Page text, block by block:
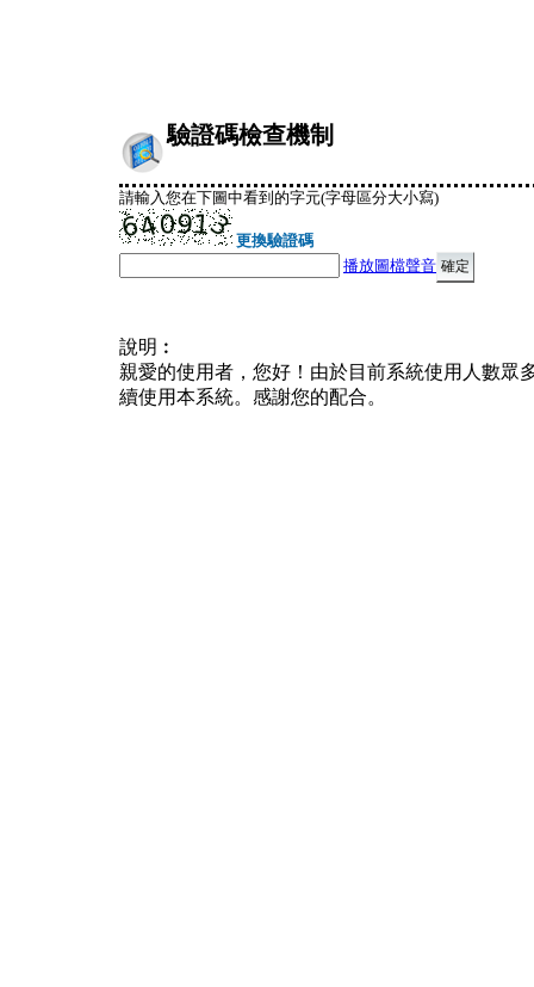
驗證碼檢查機制
請輸入您在下圖中看到的字元(字母區分大小寫)
更換驗證碼
播放圖檔聲音
說明︰
親愛的使用者，您好！由於目前系統使用人數眾
續使用本系統。感謝您的配合。